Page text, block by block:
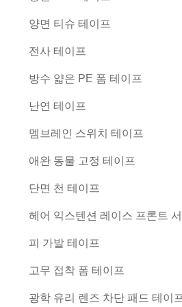
양면 티슈 테이프
전사 테이프
방수 얇은 PE 폼 테이프
난연 테이프
멤브레인 스위치 테이프
애완 동물 고정 테이프
단면 천 테이프
헤어 익스텐션 레이스 프론트
피 가발 테이프
고무 접착 폼 테이프
광학 유리 렌즈 차단 패드 테이